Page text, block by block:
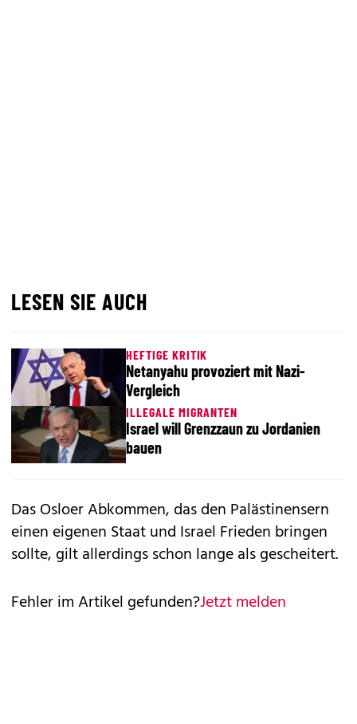
LESEN SIE AUCH
HEFTIGE KRITIK
Netanyahu provoziert mit Nazi-
Vergleich
ILLEGALE MIGRANTEN
Israel will Grenzzaun zu Jordanien
bauen
Das Osloer Abkommen, das den Palästinensern
einen eigenen Staat und Israel Frieden bringen
sollte, gilt allerdings schon lange als gescheitert.
Fehler im Artikel gefunden?Jetzt melden